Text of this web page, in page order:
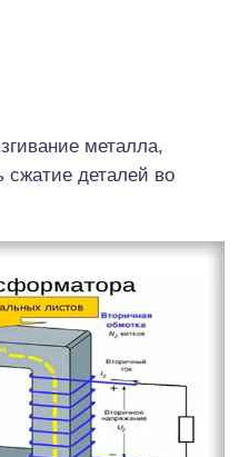
металла,
сжатие деталей во